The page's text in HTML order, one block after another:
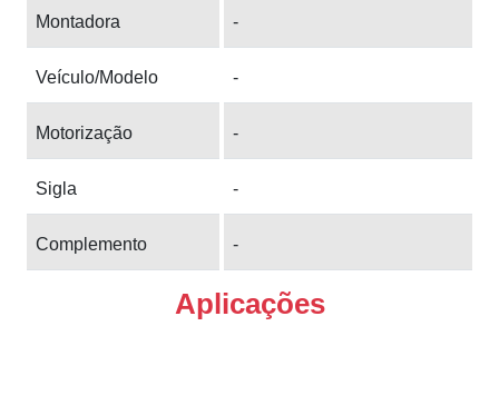
Montadora -
Veículo/Modelo -
Motorização -
Sigla -
Complemento -
Aplicações